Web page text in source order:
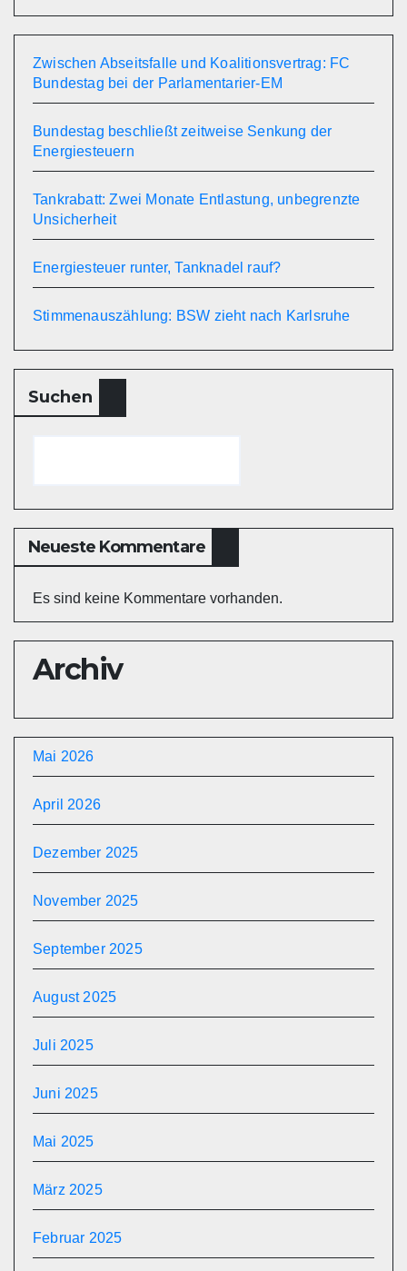
Zwischen Abseitsfalle und Koalitionsvertrag: FC
Bundestag bei der Parlamentarier-EM
Bundestag beschließt zeitweise Senkung der
Energiesteuern
Tankrabatt: Zwei Monate Entlastung, unbegrenzte
Unsicherheit
Energiesteuer runter, Tanknadel rauf?
Stimmenauszählung: BSW zieht nach Karlsruhe
Suchen
Neueste Kommentare
Es sind keine Kommentare vorhanden.
Archiv
Mai 2026
April 2026
Dezember 2025
November 2025
September 2025
August 2025
Juli 2025
Juni 2025
Mai 2025
März 2025
Februar 2025